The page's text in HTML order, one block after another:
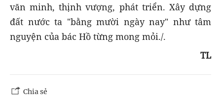
văn minh, thịnh vượng, phát triển. Xây dựng
đất nước ta "bằng mười ngày nay" như tâm
nguyện của bác Hồ từng mong mỏi./.
TL
Chia sẻ